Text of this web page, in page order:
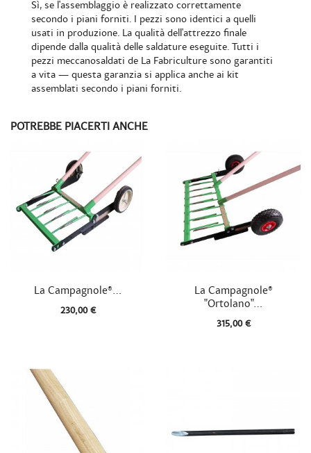
Sì, se l'assemblaggio è realizzato correttamente
secondo i piani forniti. I pezzi sono identici a quelli
usati in produzione. La qualità dell'attrezzo finale
dipende dalla qualità delle saldature eseguite. Tutti i
pezzi meccanosaldati de La Fabriculture sono garantiti
a vita — questa garanzia si applica anche ai kit
assemblati secondo i piani forniti.
POTREBBE PIACERTI ANCHE
Vista rapida
La Campagnole®...
230,00 €
Vista rapida
La Campagnole®
"Ortolano"...
315,00 €